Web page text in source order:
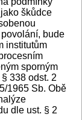
škůdce
bude
institutům
sporným
338 odst. 2
1965 Sb. Obě
dle ust. § 2